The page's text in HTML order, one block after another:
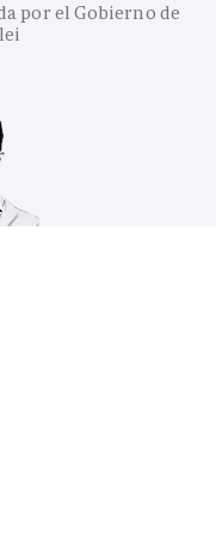
por el Gobierno de